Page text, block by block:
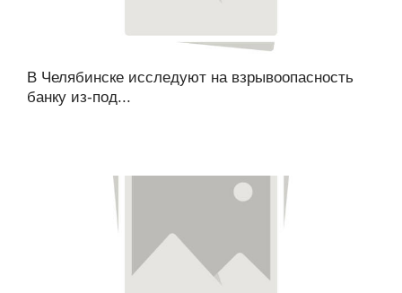
В Челябинске исследуют на взрывоопасность
банку из-под...